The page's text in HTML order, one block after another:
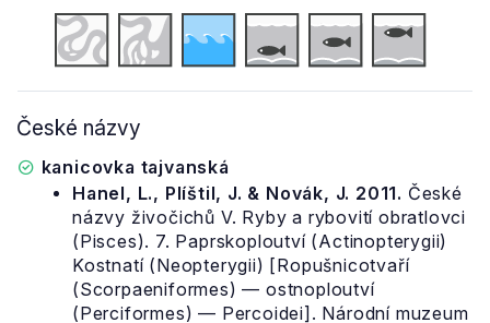
České názvy
kanicovka tajvanská
Hanel, L., Plíštil, J. & Novák, J. 2011. České
názvy živočichů V. Ryby a rybovití obratlovci
(Pisces). 7. Paprskoploutví (Actinopterygii)
Kostnatí (Neopterygii) [Ropušnicotvaří
(Scorpaeniformes) — ostnoploutví
(Perciformes) — Percoidei]. Národní muzeum